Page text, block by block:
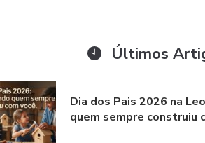
Últimos
Dia dos Pais 2026 na
quem sempre construiu